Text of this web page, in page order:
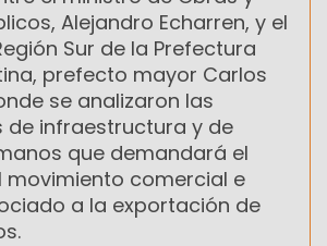
Alejandro Echarren, y el
Sur de la Prefectura
prefecto mayor Carlos
se analizaron las
de infraestructura y de
que demandará el
movimiento comercial e
a la exportación de